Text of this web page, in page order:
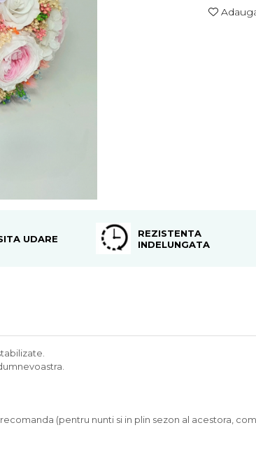
UDARE
REZISTENTA
INDELUNGATA
(pentru nunti si in plin sezon al acestora,